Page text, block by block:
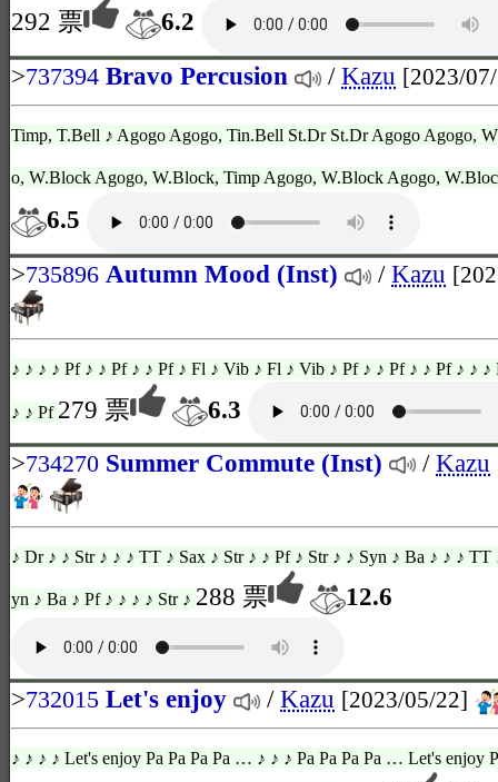
292 票
6.2
>737394 Bravo Percusion /Kazu [2023/
Timp, T.Bell ♪ Agogo Agogo, Tin.Bell St.Dr St.Dr Agogo Agogo,
o, W.Block Agogo, W.Block, Timp Agogo, W.Block Agogo,
6.5
>735896 Autumn Mood (Inst) /Kazu
♪ ♪ ♪ ♪ Pf ♪ ♪ Pf ♪ ♪ Pf ♪ Fl ♪ Vib ♪ Fl ♪ Vib ♪ Pf ♪ ♪ Pf ♪ ♪ Pf ♪ ♪ ♪
♪ ♪ Pf 279 票
6.3
>734270 Summer Commute (Inst) /Kazu
♪ Dr ♪ ♪ Str ♪ ♪ ♪ TT ♪ Sax ♪ Str ♪ ♪ Pf ♪ Str ♪ ♪ Syn ♪ Ba ♪ ♪ ♪ TT
yn ♪ Ba ♪ Pf ♪ ♪ ♪ ♪ Str ♪ 288 票 12.6
>732015 Let's enjoy /Kazu [2023/05/22]
♪ ♪ ♪ ♪ Let's enjoy Pa Pa Pa Pa … ♪ ♪ ♪ Pa Pa Pa Pa … Let's enjoy